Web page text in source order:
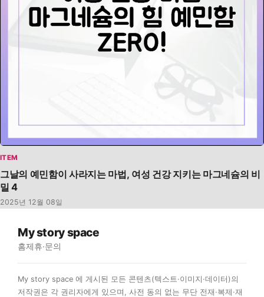
ITEM
그날의 예민함이 사라지는 마법, 여성 건강 지키는 마그네슘의 비
밀 4
2025년 12월 08일
My story space
홈제휴·문의
My story space 에 게시된 모든 콘텐츠(텍스트·이미지·데이터)의
저작권은 각 권리자에게 있으며, 사전 동의 없는 무단 전재·복제·재